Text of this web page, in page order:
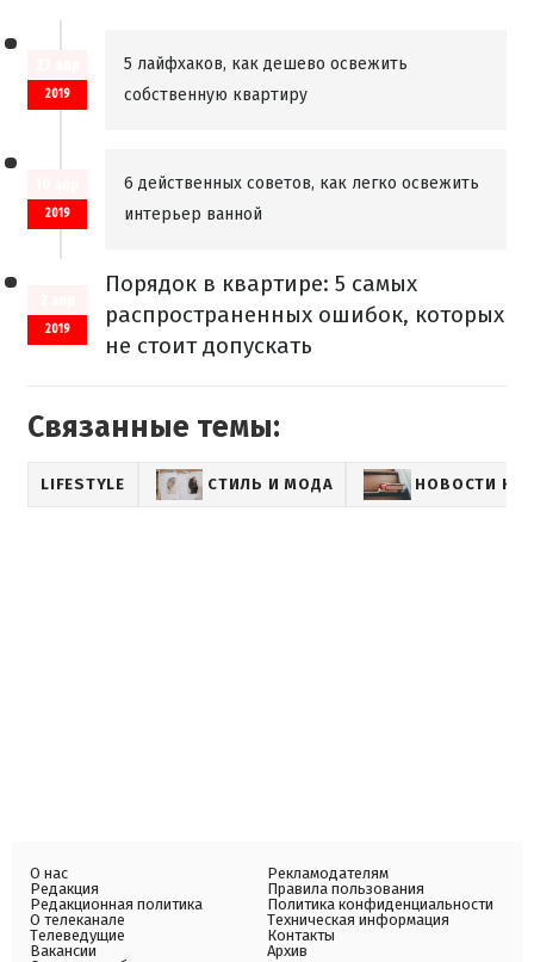
2019
5 лайфхаков, как дешево освежить
собственную квартиру
2019
6 действенных советов, как легко освежить
интерьер ванной
2019
Порядок в квартире: 5 самых
распространенных ошибок, которых
не стоит допускать
Связанные темы:
LIFESTYLE СТИЛЬ И МОДА НОВОСТИ
О нас
Редакция
Редакционная политика
О телеканале
Телеведущие
Вакансии
Рекламодателям
Правила пользования
Политика конфиденциальности
Техническая информация
Контакты
Архив